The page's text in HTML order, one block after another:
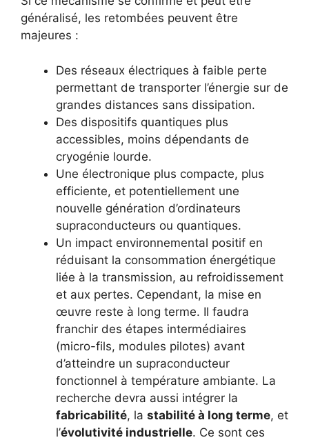
généralisé, les retombées peuvent être
majeures :
Des réseaux électriques à faible perte
permettant de transporter l’énergie sur de
grandes distances sans dissipation.
Des dispositifs quantiques plus
accessibles, moins dépendants de
cryogénie lourde.
Une électronique plus compacte, plus
efficiente, et potentiellement une
nouvelle génération d’ordinateurs
supraconducteurs ou quantiques.
Un impact environnemental positif en
réduisant la consommation énergétique
liée à la transmission, au refroidissement
et aux pertes. Cependant, la mise en
œuvre reste à long terme. Il faudra
franchir des étapes intermédiaires
(micro-fils, modules pilotes) avant
d’atteindre un supraconducteur
fonctionnel à température ambiante. La
recherche devra aussi intégrer la
fabricabilité, la stabilité à long terme, et
l’évolutivité industrielle. Ce sont ces